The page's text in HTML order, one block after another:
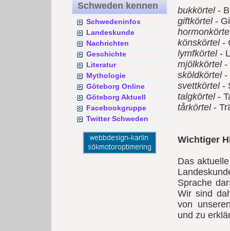
Schweden kennen
Schwedeninfos
Landeskunde
Nachrichten
Geschichte
Literatur
Mythologie
Göteborg Online
Göteborg Aktuell
Facebookgruppe
Twitter Schweden
bukkörtel-
giftkörtel-
könskörtel-
lymfkörtel-
mjölkkörtel-
sköldkörtel-
svettkörtel-
talgkörtel-
tårkörtel-
Wichtiger
Das
Sprache
Wir sind
von
und zu